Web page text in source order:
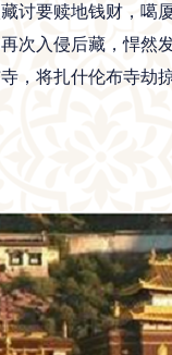
讨要赎地钱财，噶
次入侵后藏，悍
，将扎什伦布寺劫掠